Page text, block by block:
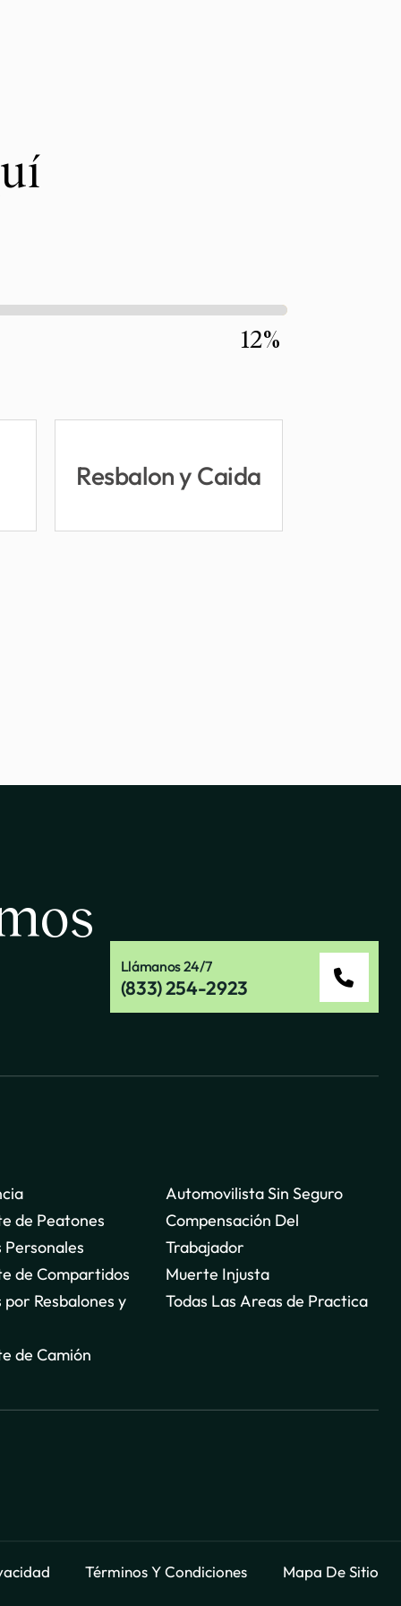
12%
Resbalon y Caida
Llámanos 24/7
(833) 254-2923
de Peatones
Personales
de Compartidos
por Resbalones y
de Camión
Automovilista Sin Seguro
Compensación Del
Trabajador
Muerte Injusta
Todas Las Areas de Practica
Términos Y Condiciones Mapa De Sitio